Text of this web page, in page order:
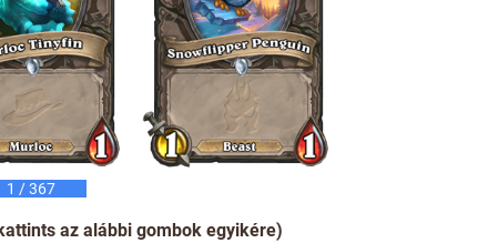
1 / 367
az alábbi gombok egyikére)